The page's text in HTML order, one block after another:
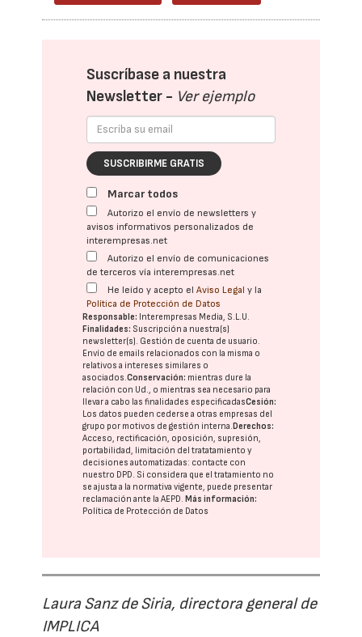
Suscríbase a nuestra
Newsletter - Ver ejemplo
SUSCRIBIRME GRATIS
Marcar todos
Autorizo el envío de newsletters y
avisos informativos personalizados de
interempresas.net
Autorizo el envío de comunicaciones
de terceros vía interempresas.net
He leído y acepto elAviso Legal y la
Política de Protección de Datos
Responsable: Interempresas Media, S.L.U.
Finalidades: Suscripción a nuestra(s)
newsletter(s). Gestión de cuenta de usuario.
Envío de emails relacionados con la misma o
relativos a intereses similares o
asociados.Conservación: mientras dure la
relación con Ud., o mientras sea necesario para
llevar a cabo las finalidades especificadasCesión:
Los datos pueden cederse a otras empresas del
grupo por motivos de gestión interna.Derechos:
Acceso, rectificación, oposición, supresión,
portabilidad, limitación del tratatamiento y
decisiones automatizadas: contacte con
nuestro DPD . Si considera que el tratamiento no
se ajusta a la normativa vigente, puede presentar
reclamación ante laAEPD .Más información:
Política de Protección de Datos
Laura Sanz de Siria, directora general de
IMPLICA